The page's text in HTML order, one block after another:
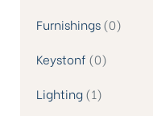
Furnishings 0
Keystonf 0
Lighting 1